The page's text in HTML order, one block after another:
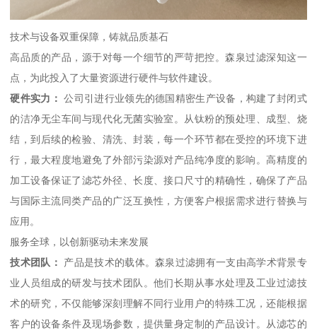
技术与设备双重保障，铸就品质基石
高品质的产品，源于对每一个细节的严苛把控。森泉过滤深知这一
点，为此投入了大量资源进行硬件与软件建设。
硬件实力： 公司引进行业领先的德国精密生产设备，构建了封闭式
的洁净无尘车间与现代化无菌实验室。从钛粉的预处理、成型、烧
结，到后续的检验、清洗、封装，每一个环节都在受控的环境下进
行，最大程度地避免了外部污染源对产品纯净度的影响。高精度的
加工设备保证了滤芯外径、长度、接口尺寸的精确性，确保了产品
与国际主流同类产品的广泛互换性，方便客户根据需求进行替换与
应用。
服务全球，以创新驱动未来发展
技术团队：
产品是技术的载体。森泉过滤拥有一支由高学术背景专
业人员组成的研发与技术团队。他们长期从事水处理及工业过滤技
术的研究，不仅能够深刻理解不同行业用户的特殊工况，还能根据
客户的设备条件及现场参数，提供量身定制的产品设计。从滤芯的